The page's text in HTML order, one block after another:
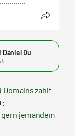
Daniel Du
zahlt
jemandem